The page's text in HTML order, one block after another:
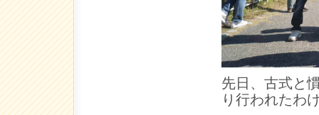
先日、古式と
り行われたわ